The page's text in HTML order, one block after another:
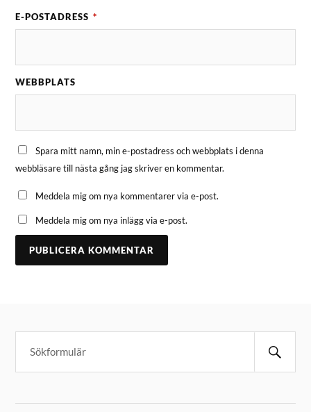
E-POSTADRESS *
WEBBPLATS
Spara mitt namn, min e-postadress och webbplats i denna
webbläsare till nästa gång jag skriver en kommentar.
Meddela mig om nya kommentarer via e-post.
Meddela mig om nya inlägg via e-post.